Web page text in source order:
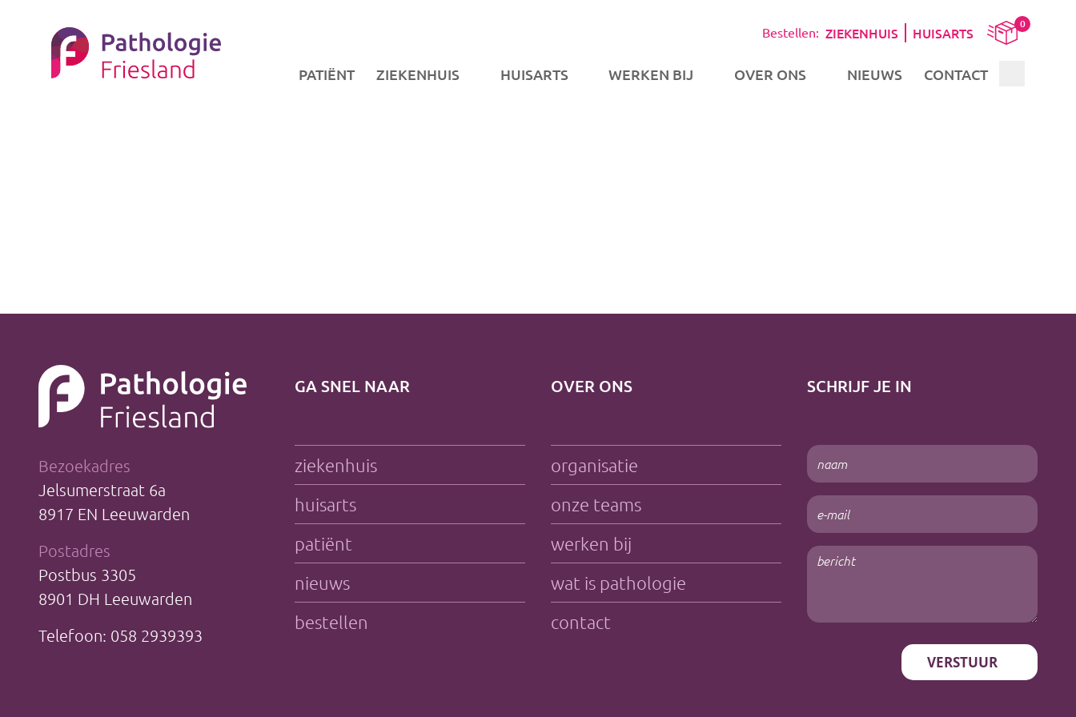
Bestellen: ZIEKENHUIS HUISARTS
0
PATIËNT ZIEKENHUIS HUISARTS WERKEN BIJ OVER ONS NIEUWS CONTACT
Bezoekadres
Jelsumerstraat 6a
8917 EN Leeuwarden
Postadres
Postbus 3305
8901 DH Leeuwarden
Telefoon: 058 2939393
GA SNEL NAAR
ziekenhuis
huisarts
patiënt
nieuws
bestellen
OVER ONS
organisatie
onze teams
werken bij
wat is pathologie
contact
SCHRIJF JE IN
Naam
(Vereist)
E-
mailadres
(Vereist)
Bericht